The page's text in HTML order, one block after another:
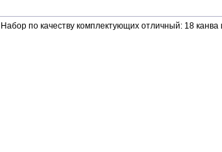
по качеству комплектующих отличный: 18 канва